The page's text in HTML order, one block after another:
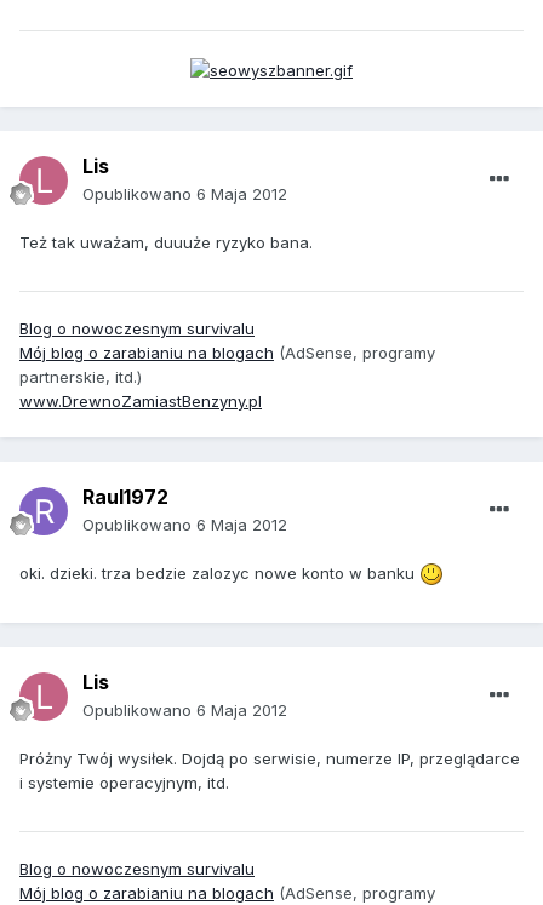
Lis
Opublikowano 6 Maja 2012
Też tak uważam, duuuże ryzyko bana.
Blog o nowoczesnym survivalu
Mój blog o zarabianiu na blogach (AdSense, programy
partnerskie, itd.)
www.DrewnoZamiastBenzyny.pl
Raul1972
Opublikowano 6 Maja 2012
oki. dzieki. trza bedzie zalozyc nowe konto w banku
Lis
Opublikowano 6 Maja 2012
Próżny Twój wysiłek. Dojdą po serwisie, numerze IP, przeglądarce
i systemie operacyjnym, itd.
Blog o nowoczesnym survivalu
Mój blog o zarabianiu na blogach (AdSense, programy